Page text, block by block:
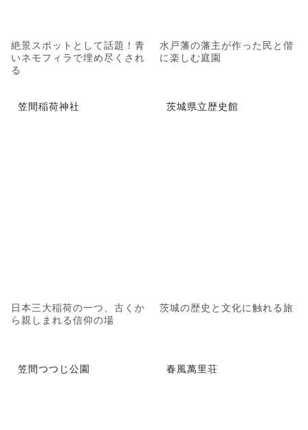
絶景スポットとして話題！青
いネモフィラで埋め尽くされ
る
水戸藩の藩主が作った民と偕
に楽しむ庭園
笠間稲荷神社
日本三大稲荷の一つ、古くか
ら親しまれる信仰の場
茨城県立歴史館
茨城の歴史と文化に触れる旅
笠間つつじ公園 春風萬里荘